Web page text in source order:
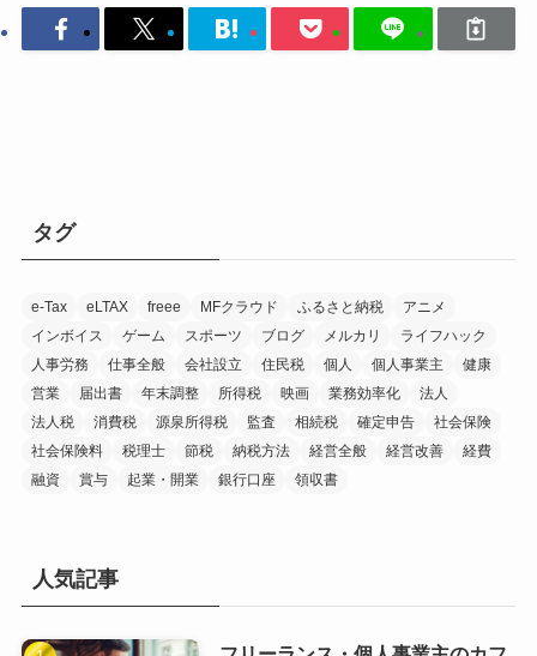
タグ
e-Tax eLTAX freee MFクラウド ふるさと納税
アニメ
インボイス
ゲーム スポーツ ブログ メルカリ
ライフハック
人事労務
仕事全般 会社設立 住民税 個人 個人事業主
健康
営業
届出書 年末調整 所得税 映画 業務効率化
法人
法人税
消費税 源泉所得税 監査 相続税 確定申告
社会保険
社会保険料
税理士 節税 納税方法 経営全般 経営改善
経費
融資
賞与 起業・開業 銀行口座 領収書
人気記事